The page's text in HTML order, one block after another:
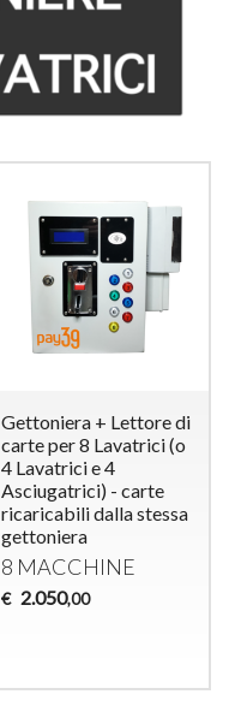
Gettoniera + Lettore di
carte per 8 Lavatrici (o
4 Lavatrici e 4
Asciugatrici) - carte
ricaricabili dalla stessa
gettoniera
8 MACCHINE
€ 2.050,00